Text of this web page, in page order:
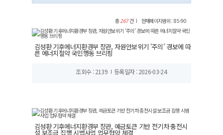
총267건 현재페이지범위 : 85-90
김성환 기후에너지환경부 장관, 자원안보위기 '주의' 경보에 따
른 에너지절약 국민행동 브리핑
조회수 : 2139 등록일자 : 2026-03-24
김성환 기후에너지환경부 장관, 예금토큰 기반 전기차 충전시
설 보조금 집행 시범사업 업무협약 체결